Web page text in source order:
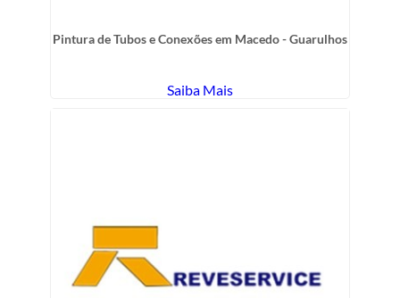
Pintura de Tubos e Conexões em Macedo - Guarulhos
Saiba Mais